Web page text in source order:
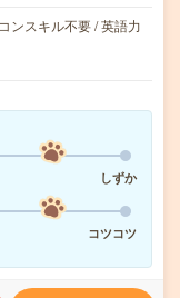
ンスキル不要 / 英語力
しずか
コツコツ